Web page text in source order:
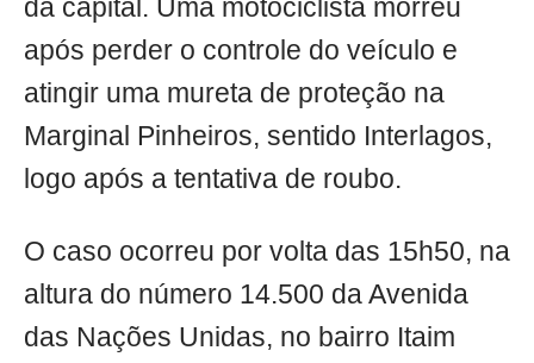
da capital. Uma motociclista morreu
após perder o controle do veículo e
atingir uma mureta de proteção na
Marginal Pinheiros, sentido Interlagos,
logo após a tentativa de roubo.
O caso ocorreu por volta das 15h50, na
altura do número 14.500 da Avenida
das Nações Unidas, no bairro Itaim